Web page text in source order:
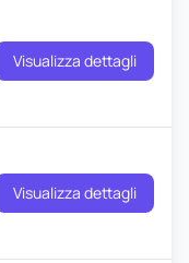
Visualizza dettagli
Visualizza dettagli